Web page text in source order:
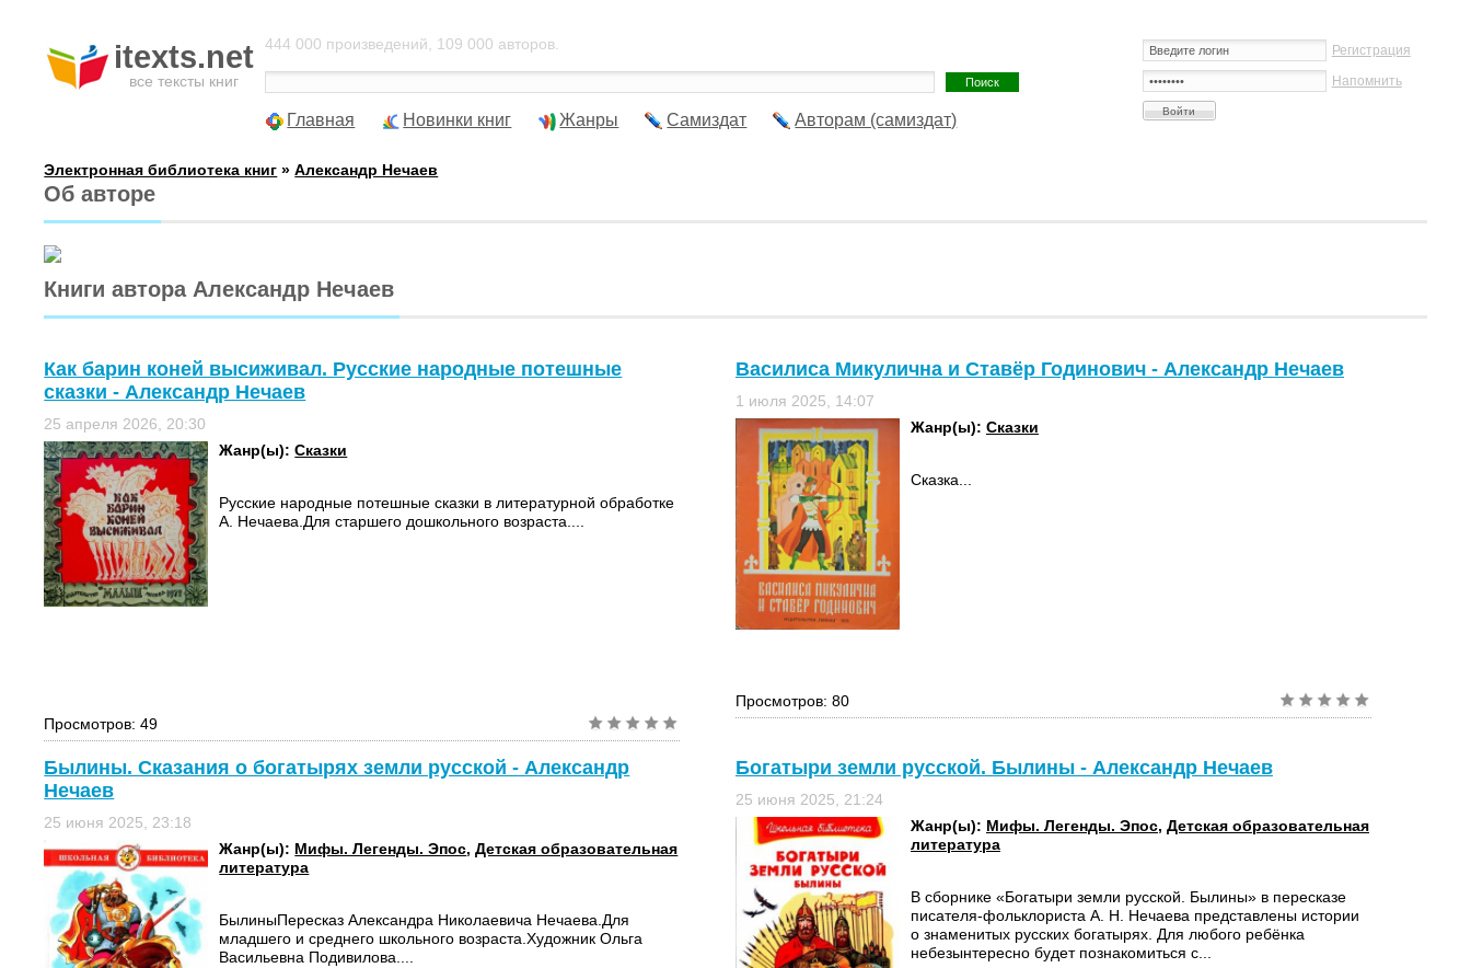
itexts.net
все тексты книг
Регистрация
Напомнить
444 000 произведений, 109 000 авторов.
Главная Новинки книг Жанры Самиздат Авторам (самиздат)
Электронная библиотека книг »Александр Нечаев
Об авторе
Книги автора Александр Нечаев
Как барин коней высиживал. Русские народные потешные
сказки - Александр Нечаев
25 апреля 2026, 20:30
Жанр(ы):Сказки
Русские народные потешные сказки в литературной обработке
А. Нечаева.Для старшего дошкольного возраста....
Просмотров: 49
Василиса Микулична и Ставёр Годинович - Александр Нечаев
1 июля 2025, 14:07
Жанр(ы): Сказки
Сказка...
Просмотров: 80
Былины. Сказания о богатырях земли русской - Александр
Нечаев
25 июня 2025, 23:18
Жанр(ы): Мифы. Легенды. Эпос,Детская образовательная
литература
БылиныПересказ Александра Николаевича Нечаева.Для
младшего и среднего школьного возраста.Художник Ольга
Васильевна Подивилова....
Богатыри земли русской. Былины - Александр Нечаев
25 июня 2025, 21:24
Жанр(ы): Мифы. Легенды. Эпос, Детская образовательная
литература
В сборнике «Богатыри земли русской. Былины» в пересказе
писателя-фольклориста А. Н. Нечаева представлены истории
о знаменитых русских богатырях. Для любого ребёнка
небезынтересно будет познакомиться с...